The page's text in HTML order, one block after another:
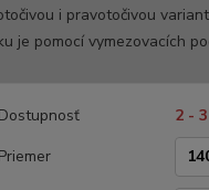
i pravotočivou
je pomocí vymezovacích
Dostupnosť
2 -
Priemer